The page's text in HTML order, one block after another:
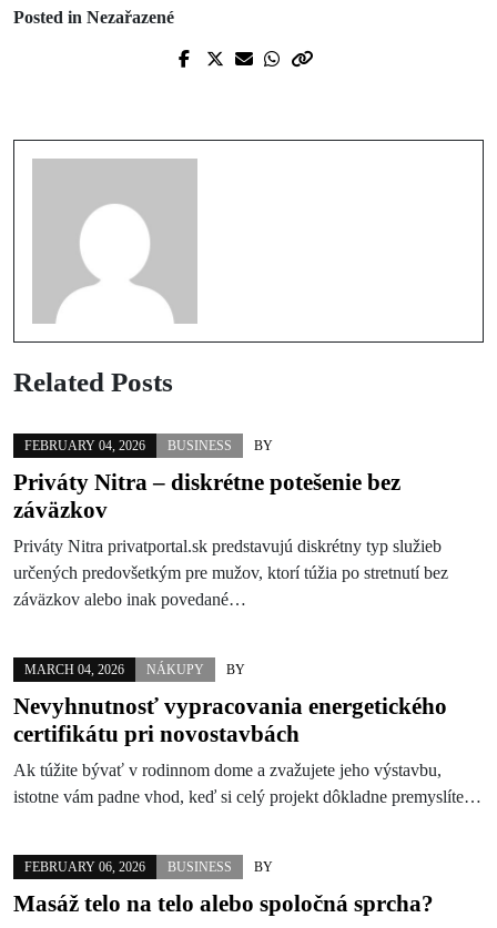
Posted in Nezařazené
Related Posts
FEBRUARY 04, 2026 BUSINESS BY
Priváty Nitra – diskrétne potešenie bez
záväzkov
Priváty Nitra privatportal.sk predstavujú diskrétny typ služieb
určených predovšetkým pre mužov, ktorí túžia po stretnutí bez
záväzkov alebo inak povedané…
MARCH 04, 2026 NÁKUPY BY
Nevyhnutnosť vypracovania energetického
certifikátu pri novostavbách
Ak túžite bývať v rodinnom dome a zvažujete jeho výstavbu,
istotne vám padne vhod, keď si celý projekt dôkladne premyslíte…
FEBRUARY 06, 2026 BUSINESS BY
Masáž telo na telo alebo spoločná sprcha?